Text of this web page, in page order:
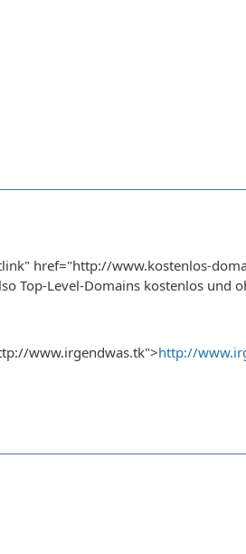
href="http://www.kostenlos-
Top-Level-Domains kostenlos und
www.irgendwas.tk">http://